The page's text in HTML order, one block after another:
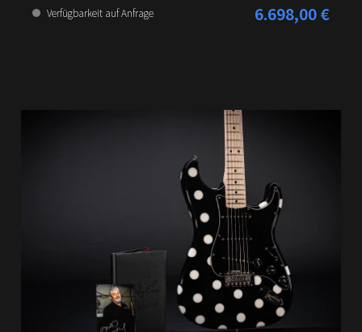
Verfügbarkeit auf Anfrage Regulärer Preis:
6.698,00 €